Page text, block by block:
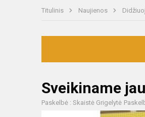
Titulinis Naujienos
Sveikiname
Paskelbė : Skaistė Grigelytė